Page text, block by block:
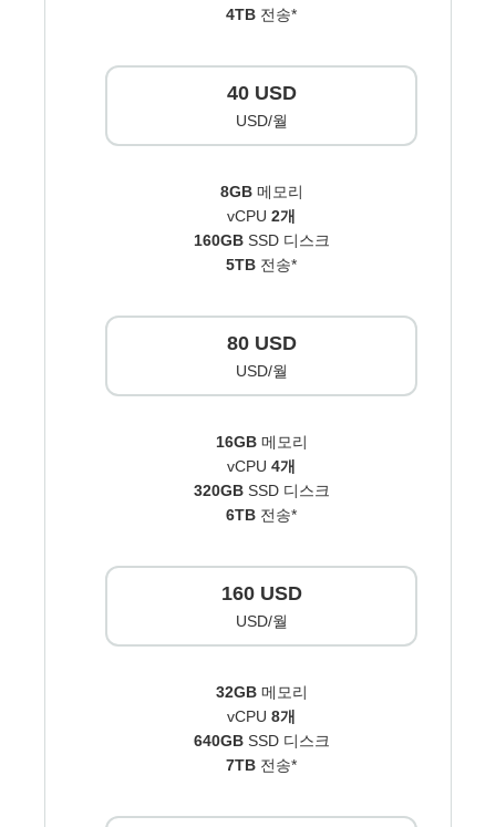
4TB 전송*
40 USD
USD/월
8GB메모리
vCPU 2개
160GBSSD 디스크
5TB 전송*
80 USD
USD/월
16GB메모리
vCPU 4개
320GBSSD 디스크
6TB 전송*
160 USD
USD/월
32GB메모리
vCPU 8개
640GBSSD 디스크
7TB 전송*